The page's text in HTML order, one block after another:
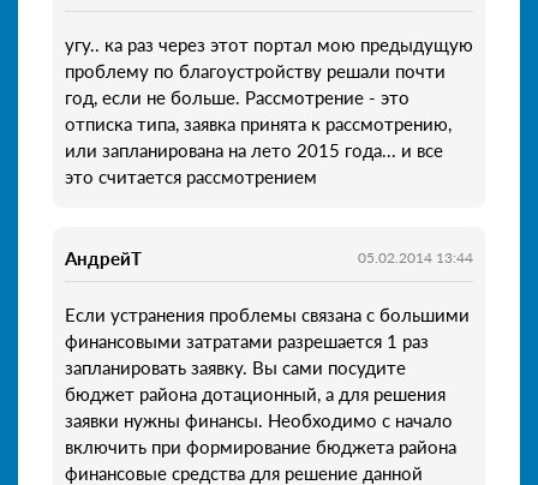
угу.. ка раз через этот портал мою предыдущую
проблему по благоустройству решали почти
год, если не больше. Рассмотрение - это
отписка типа, заявка принята к рассмотрению,
или запланирована на лето 2015 года... и все
это считается рассмотрением
АндрейТ 05.02.2014 13:44
Если устранения проблемы связана с большими
финансовыми затратами разрешается 1 раз
запланировать заявку. Вы сами посудите
бюджет района дотационный, а для решения
заявки нужны финансы. Необходимо с начало
включить при формирование бюджета района
финансовые средства для решение данной